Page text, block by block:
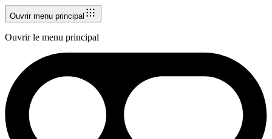
Ouvrir menu principal
Ouvrir le menu principal